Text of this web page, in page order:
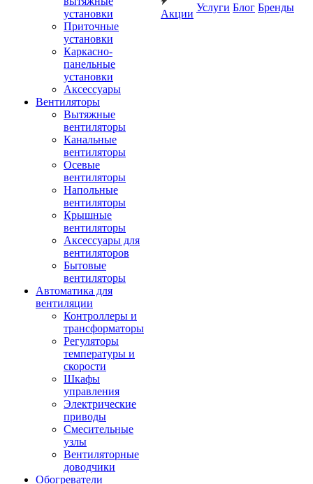
установки
Приточные
установки
Каркасно-
панельные
установки
Аксессуары
Вентиляторы
Вытяжные
вентиляторы
Канальные
вентиляторы
Осевые
вентиляторы
Напольные
вентиляторы
Крышные
вентиляторы
Аксессуары для
вентиляторов
Бытовые
вентиляторы
Автоматика для
вентиляции
Контроллеры и
трансформаторы
Регуляторы
температуры и
скорости
Шкафы
управления
Электрические
приводы
Смесительные
узлы
Вентиляторные
доводчики
Обогреватели
Акции
Услуги Блог Бренды